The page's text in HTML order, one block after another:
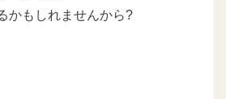
かもしれませんから?